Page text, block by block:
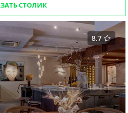
СТОЛИК
8.7